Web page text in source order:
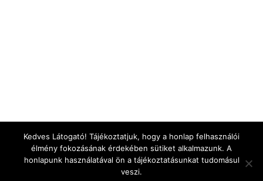
Kedves Látogató! Tájékoztatjuk, hogy a honlap felhasználói
élmény fokozásának érdekében sütiket alkalmazunk. A
honlapunk használatával ön a tájékoztatásunkat tudomásul
veszi.